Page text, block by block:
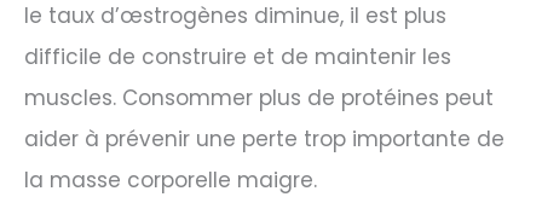
le taux d’œstrogènes diminue, il est plus
difficile de construire et de maintenir les
muscles. Consommer plus de protéines peut
aider à prévenir une perte trop importante de
la masse corporelle maigre.